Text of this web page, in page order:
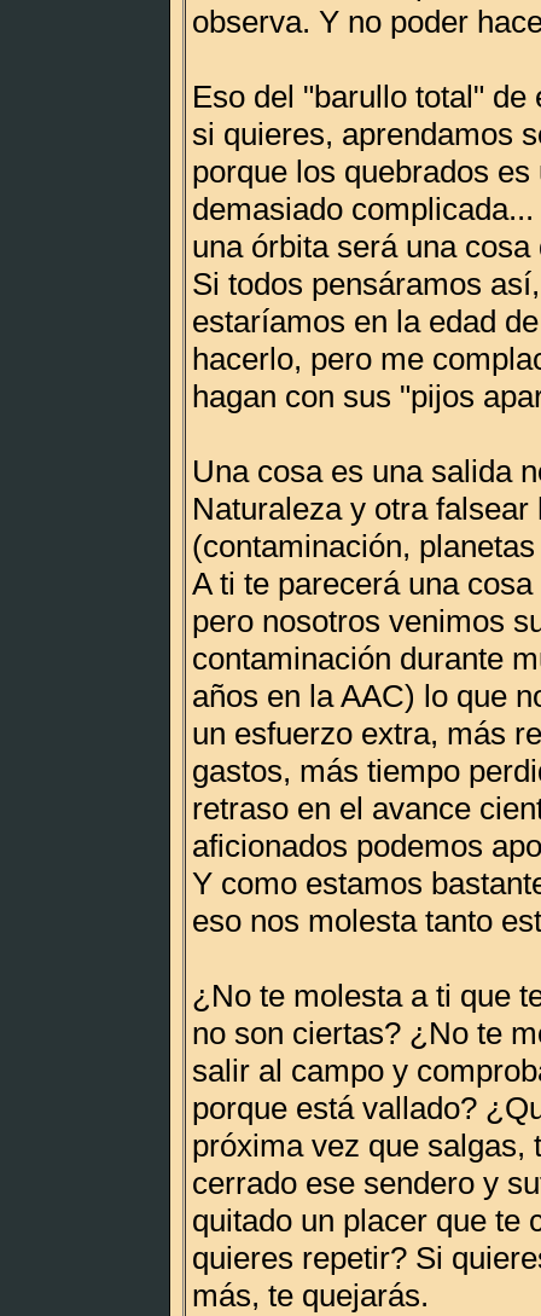
observa. Y no poder
Eso del "barullo total" de
si quieres, aprendamos
porque los quebrados es
demasiado
una órbita será una
Si todos pensáramos así,
estaríamos en la edad
hacerlo, pero me
hagan con sus "pijos
Una cosa es una salida
Naturaleza y otra
(contaminación,
A ti te parecerá una
pero nosotros venimos
contaminación durante
años en la AAC) lo que
un esfuerzo extra, más
gastos, más tiempo
retraso en el avance
aficionados podemos
Y como estamos
eso nos molesta tanto
¿No te molesta a ti que
no son ciertas? ¿No te
salir al campo y
porque está vallado?
próxima vez que salgas,
cerrado ese sendero y
quitado un placer que te
quieres repetir? Si
más, te quejarás.